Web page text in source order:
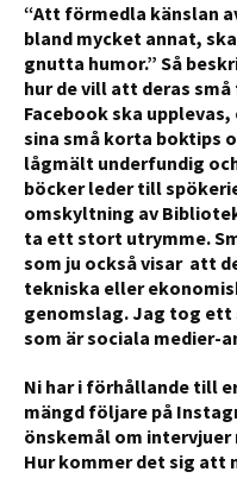
“Att förmedla känslan
bland mycket annat,
gnutta humor.” Så
hur de vill att deras
Facebook ska
sina små korta boktips
lågmält underfundig
böcker leder till
omskyltning av
ta ett stort utrymme.
som ju också visar att
tekniska eller
genomslag. Jag tog ett
som är sociala medier-
Ni har i förhållande till
mängd följare på
önskemål om
Hur kommer det sig att